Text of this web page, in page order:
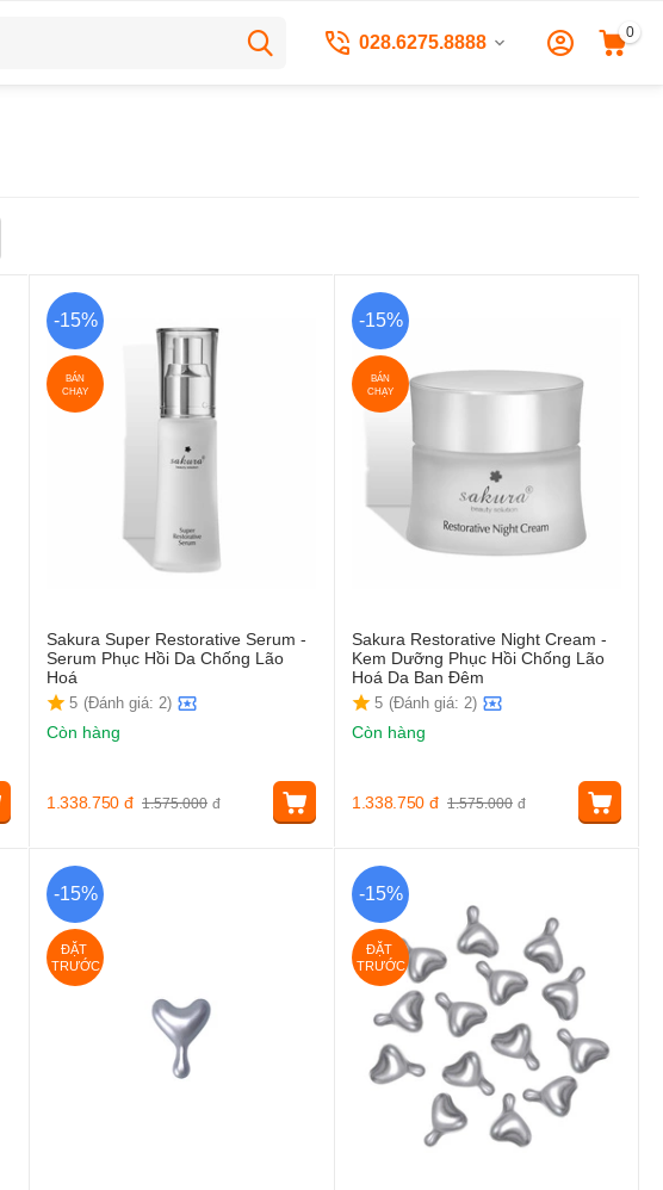
028.6275.8888 0
-15%
BÁN
CHẠY
Sakura Super Restorative Serum -
Serum Phục Hồi Da Chống Lão
Hoá
5 (Đánh giá: 2)
Còn hàng
1.575.000 đ
1.338.750 đ
-15%
BÁN
CHẠY
Sakura Restorative Night Cream -
Kem Dưỡng Phục Hồi Chống Lão
Hoá Da Ban Đêm
5 (Đánh giá: 2)
Còn hàng
1.575.000 đ
1.338.750 đ
-15%
ĐẶT
TRƯỚC
-15%
ĐẶT
TRƯỚC